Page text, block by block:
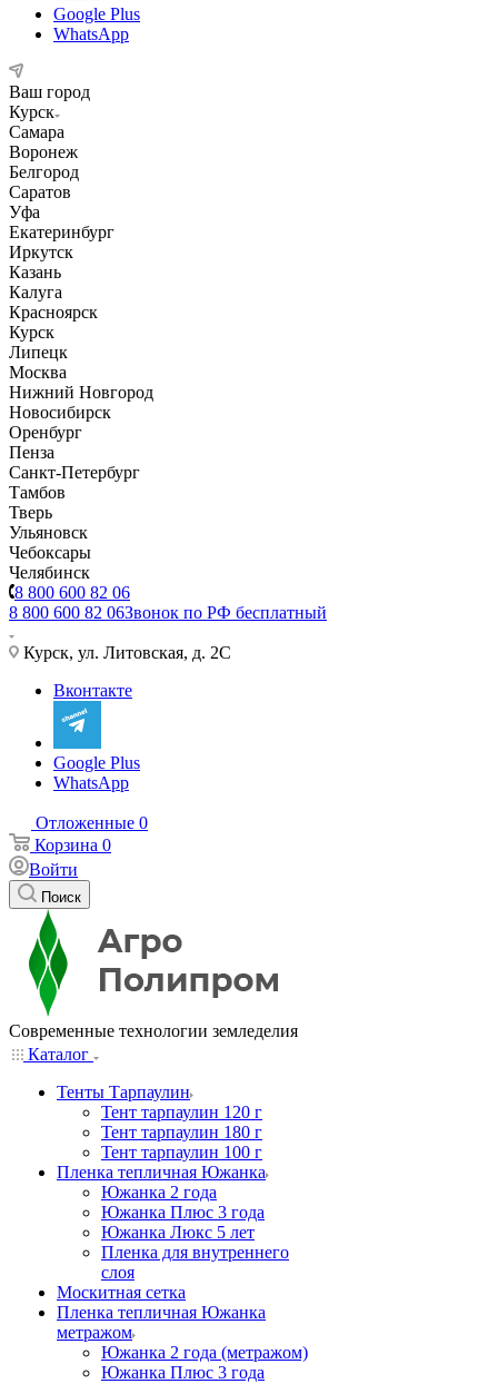
Google Plus
WhatsApp
Ваш город
Курск
Самара
Воронеж
Белгород
Саратов
Уфа
Екатеринбург
Иркутск
Казань
Калуга
Красноярск
Курск
Липецк
Москва
Нижний Новгород
Новосибирск
Оренбург
Пенза
Санкт-Петербург
Тамбов
Тверь
Ульяновск
Чебоксары
Челябинск
8 800 600 82 06
8 800 600 82 06Звонок по РФ бесплатный
Курск, ул. Литовская, д. 2С
Вконтакте
Google Plus
WhatsApp
Отложенные 0
Корзина 0
Войти
Поиск
Современные технологии земледелия
Каталог
Тенты Тарпаулин
Тент тарпаулин 120 г
Тент тарпаулин 180 г
Тент тарпаулин 100 г
Пленка тепличная Южанка
Южанка 2 года
Южанка Плюс 3 года
Южанка Люкс 5 лет
Пленка для внутреннего
слоя
Москитная сетка
Пленка тепличная Южанка
метражом
Южанка 2 года (метражом)
Южанка Плюс 3 года